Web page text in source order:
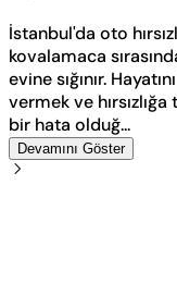
İstanbul'da oto
kovalamaca
evine sığınır.
vermek ve
bir hata olduğ...
Devamını Göster